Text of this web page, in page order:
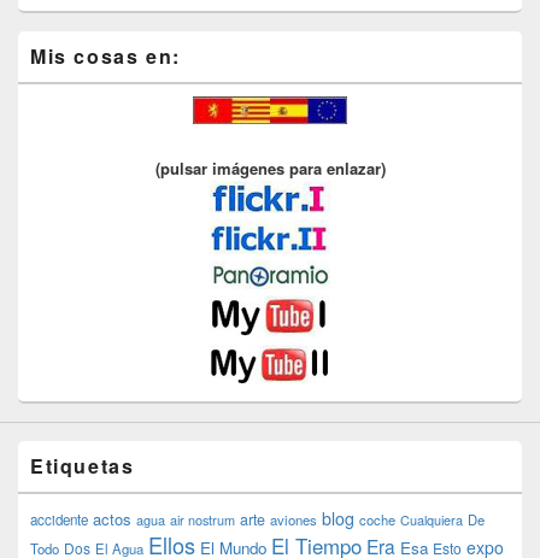
Mis cosas en:
(pulsar imágenes para enlazar)
Etiquetas
accidente actos agua air nostrum arte aviones blog coche Cualquiera De
Todo Dos El Agua Ellos El Mundo El Tiempo Era Esa Esto expo